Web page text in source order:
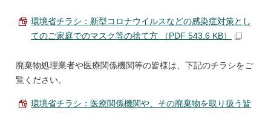
環境省チラシ：新型コロナウイルスなどの感染症対策とし
てのご家庭でのマスク等の捨て方 （PDF 543.6 KB）
廃棄物処理業者や医療関係機関等の皆様は、下記のチラシをご
覧ください。
環境省チラシ：医療関係機関や、その廃棄物を取り扱う皆